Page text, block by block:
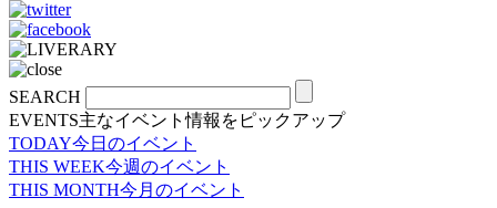
SEARCH
EVENTS主なイベント情報をピックアップ
TODAY今日のイベント
THIS WEEK今週のイベント
THIS MONTH今月のイベント